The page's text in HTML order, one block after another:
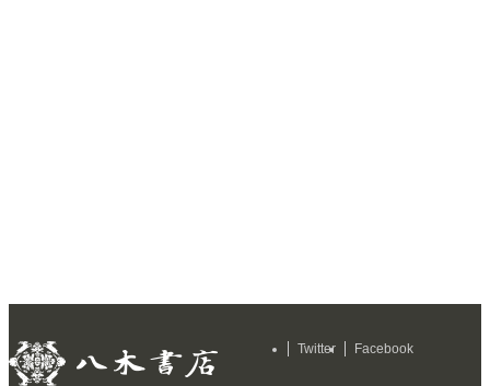
Twitter Facebook